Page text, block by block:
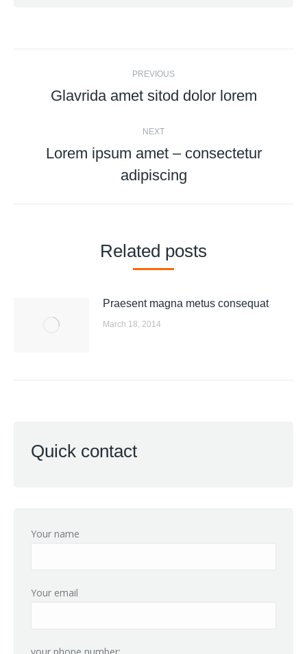
navigation
PREVIOUS
Previous
Glavrida amet sitod dolor lorem
NEXT
post:
Lorem ipsum amet – consectetur
adipiscing
Related posts
Praesent magna metus consequat
March 18, 2014
Quick contact
Your name
Your email